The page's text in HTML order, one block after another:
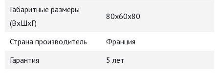
Габаритные размеры
(ВхШхГ)
80x60x80
Страна производитель
Франция
Гарантия
5 лет